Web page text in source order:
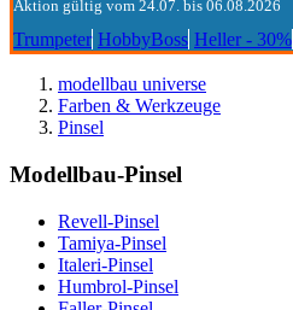
Aktion gültig vom 24.07. bis 06.08.2026
Trumpeter HobbyBoss Heller - 30%
modellbau universe
Farben & Werkzeuge
Pinsel
Modellbau-Pinsel
Revell-Pinsel
Tamiya-Pinsel
Italeri-Pinsel
Humbrol-Pinsel